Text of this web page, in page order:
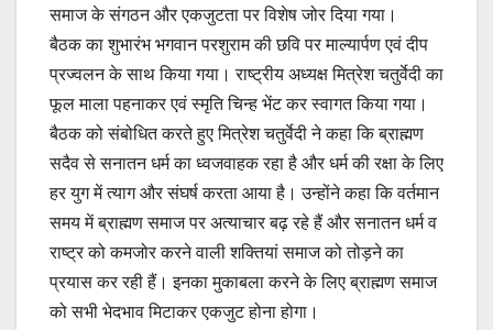
समाज के संगठन और एकजुटता पर विशेष जोर दिया गया।
बैठक का शुभारंभ भगवान परशुराम की छवि पर माल्यार्पण एवं दीप
प्रज्वलन के साथ किया गया। राष्ट्रीय अध्यक्ष मित्रेश चतुर्वेदी का
फूल माला पहनाकर एवं स्मृति चिन्ह भेंट कर स्वागत किया गया।
बैठक को संबोधित करते हुए मित्रेश चतुर्वेदी ने कहा कि ब्राह्मण
सदैव से सनातन धर्म का ध्वजवाहक रहा है और धर्म की रक्षा के लिए
हर युग में त्याग और संघर्ष करता आया है। उन्होंने कहा कि वर्तमान
समय में ब्राह्मण समाज पर अत्याचार बढ़ रहे हैं और सनातन धर्म व
राष्ट्र को कमजोर करने वाली शक्तियां समाज को तोड़ने का
प्रयास कर रही हैं। इनका मुकाबला करने के लिए ब्राह्मण समाज
को सभी भेदभाव मिटाकर एकजुट होना होगा।